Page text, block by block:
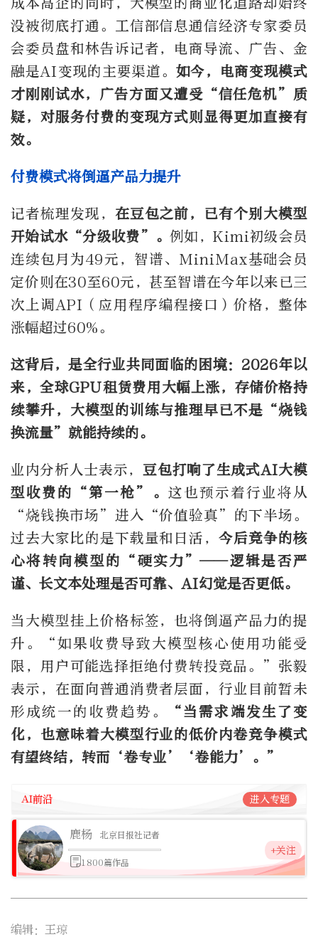
成本高企的同时，大模型的商业化道路却始终
没被彻底打通。工信部信息通信经济专家委员
会委员盘和林告诉记者，电商导流、广告、金
融是AI变现的主要渠道。 如今，电商变现模式
才刚刚试水，广告方面又遭受“信任危机”质
疑，对服务付费的变现方式则显得更加直接有
效。
付费模式将倒逼产品力提升
记者梳理发现， 在豆包之前，已有个别大模型
开始试水“分级收费”。例如，Kimi初级会员
连续包月为49元，智谱、MiniMax基础会员
定价则在30至60元，甚至智谱在今年以来已三
次上调API（应用程序编程接口）价格，整体
涨幅超过60%。
这背后，是全行业共同面临的困境：2026年以
来，全球GPU租赁费用大幅上涨，存储价格持
续攀升，大模型的训练与推理早已不是“烧钱
换流量”就能持续的。
业内分析人士表示，豆包打响了生成式AI大模
型收费的“第一枪”。 这也预示着行业将从
“烧钱换市场”进入“价值验真”的下半场。
过去大家比的是下载量和日活，今后竞争的核
心将转向模型的“硬实力”——逻辑是否严
谨、长文本处理是否可靠、AI幻觉是否更低。
当大模型挂上价格标签，也将倒逼产品力的提
升。“如果收费导致大模型核心使用功能受
限，用户可能选择拒绝付费转投竞品。”张毅
表示，在面向普通消费者层面，行业目前暂未
形成统一的收费趋势。
“当需求端发生了变
化，也意味着大模型行业的低价内卷竞争模式
有望终结，转而‘卷专业’‘卷能力’。”
AI前沿 进入专题
鹿杨 北京日报社记者
1800篇作品
+关注
编辑：王琼